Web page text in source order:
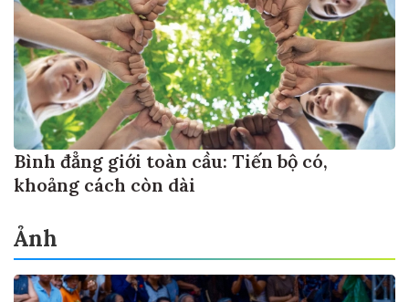
Bình đẳng giới toàn cầu: Tiến bộ có,
khoảng cách còn dài
Ảnh